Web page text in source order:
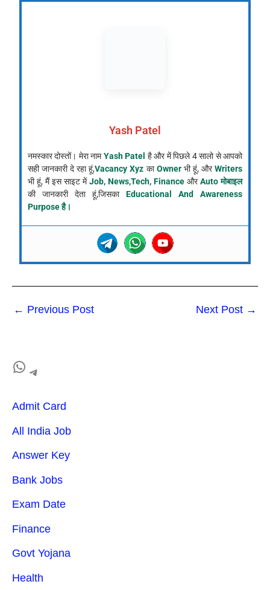
Yash Patel
नमस्कार दोस्तों। मेरा नामYash Patel है और में पिछले 4 सालो से आपको
सही जानकारी दे रहा हूं,Vacancy Xyz काOwnerभी हूं, औरWriters
भी हूं, मैं इस साइट मेंJob, News,Tech, Finance औरAuto मोबाइल
की जानकारी देता हूं,जिसका Educational And Awareness
Purpose है।
← Previous Post Next Post →
Admit Card
All India Job
Answer Key
Bank Jobs
Exam Date
Finance
Govt Yojana
Health